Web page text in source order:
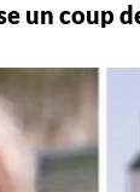
un coup